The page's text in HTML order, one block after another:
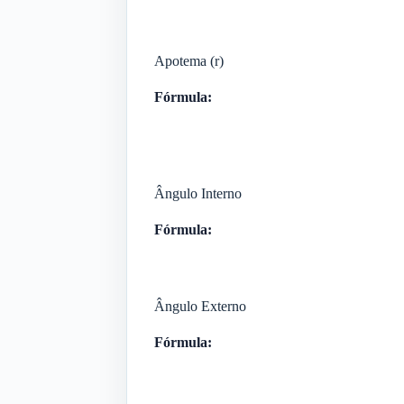
Apotema (r)
Fórmula:
Ângulo Interno
Fórmula:
Ângulo Externo
Fórmula: